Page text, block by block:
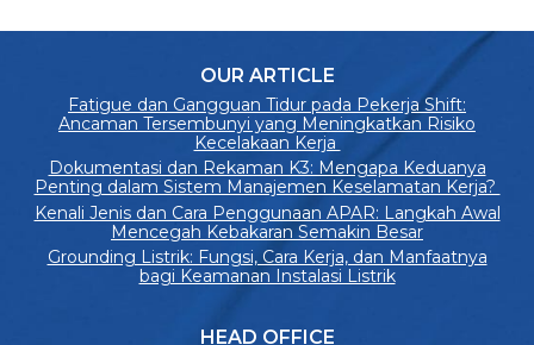
OUR ARTICLE
Fatigue dan Gangguan Tidur pada Pekerja Shift:
Ancaman Tersembunyi yang Meningkatkan Risiko
Kecelakaan Kerja
Dokumentasi dan Rekaman K3: Mengapa Keduanya
Penting dalam Sistem Manajemen Keselamatan Kerja?
Kenali Jenis dan Cara Penggunaan APAR: Langkah Awal
Mencegah Kebakaran Semakin Besar
Grounding Listrik: Fungsi, Cara Kerja, dan Manfaatnya
bagi Keamanan Instalasi Listrik
HEAD OFFICE